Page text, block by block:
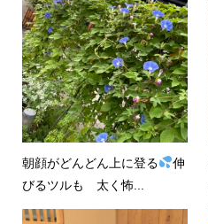
朝顔がどんどん上に登る
伸
びるツルも 太く怖...